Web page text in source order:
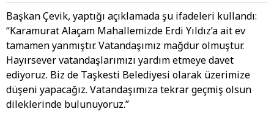
Başkan Çevik, yaptığı açıklamada şu ifadeleri kullandı:
“Karamurat Alaçam Mahallemizde Erdi Yıldız’a ait ev
tamamen yanmıştır. Vatandaşımız mağdur olmuştur.
Hayırsever vatandaşlarımızı yardım etmeye davet
ediyoruz. Biz de Taşkesti Belediyesi olarak üzerimize
düşeni yapacağız. Vatandaşımıza tekrar geçmiş olsun
dileklerinde bulunuyoruz.”